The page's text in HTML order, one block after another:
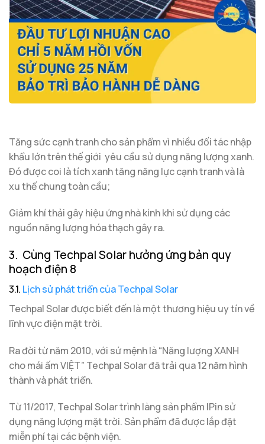
Tăng sức cạnh tranh cho sản phẩm vì nhiều đối tác nhập
khẩu lớn trên thế giới yêu cầu sử dụng năng lượng xanh.
Đó được coi là tích xanh tăng năng lực cạnh tranh và là
xu thế chung toàn cầu;
Giảm khí thải gây hiệu ứng nhà kính khi sử dụng các
nguồn năng lượng hóa thạch gây ra.
3. Cùng Techpal Solar hưởng ứng bản quy
hoạch điện 8
3.1. Lịch sử phát triển của Techpal Solar
Techpal Solar được biết đến là một thương hiệu uy tín về
lĩnh vực điện mặt trời.
Ra đời từ năm 2010, với sứ mệnh là “Năng lượng XANH
cho mái ấm VIỆT” Techpal Solar đã trải qua 12 năm hình
thành và phát triển.
Từ 11/2017, Techpal Solar trình làng sản phẩm IPin sử
dụng năng lượng mặt trời. Sản phẩm đã được lắp đặt
miễn phí tại các bệnh viện.